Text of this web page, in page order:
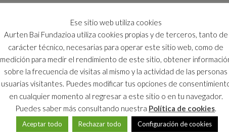
Ese sitio web utiliza cookies
Aurten Bai Fundazioa utiliza cookies propias y de terceros, tanto de
carácter técnico, necesarias para operar este sitio web, como de
medición para medir el rendimiento de este sitio, obtener
sobre la frecuencia de visitas al mismo y la actividad de las personas
usuarias visitantes. Puedes modificar tus opciones de
en cualquier momento al regresar a este sitio o en tu navegador.
Puedes saber más consultando nuestra Política de cookies.
Aceptar todo Rechazar todo Configuración de cookies